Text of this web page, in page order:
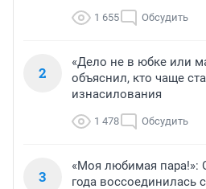
1 655 Обсудить
2
«Дело не в юбке или
объяснил, кто чаще
изнасилования
1 478 Обсудить
3
«Моя любимая пара!»:
года